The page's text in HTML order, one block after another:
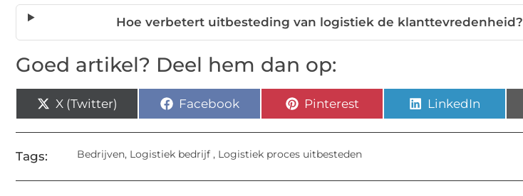
Hoe verbetert uitbesteding van logistiek de klanttevredenheid?
Goed artikel? Deel hem dan op:
X (Twitter) Facebook Pinterest LinkedIn
Tags: Bedrijven, Logistiek bedrijf , Logistiek proces uitbesteden